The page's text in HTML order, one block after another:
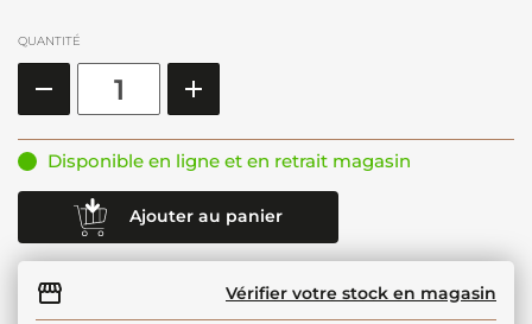
QUANTITÉ
Disponible en ligne et en retrait magasin
Ajouter au panier
Vérifier votre stock en magasin